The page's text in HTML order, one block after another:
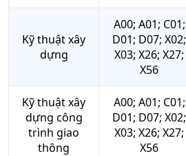
Kỹ thuật xây
dựng
A00; A01; C01;
D01; D07; X02;
X03; X26; X27;
X56
Kỹ thuật xây
dựng công
trình giao
thông
A00; A01; C01;
D01; D07; X02;
X03; X26; X27;
X56